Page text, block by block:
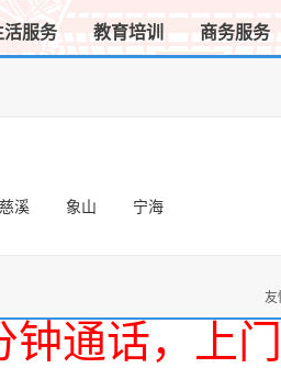
活服务 教育培训 商务服务
慈溪 象山 宁海
友
钟通话，上